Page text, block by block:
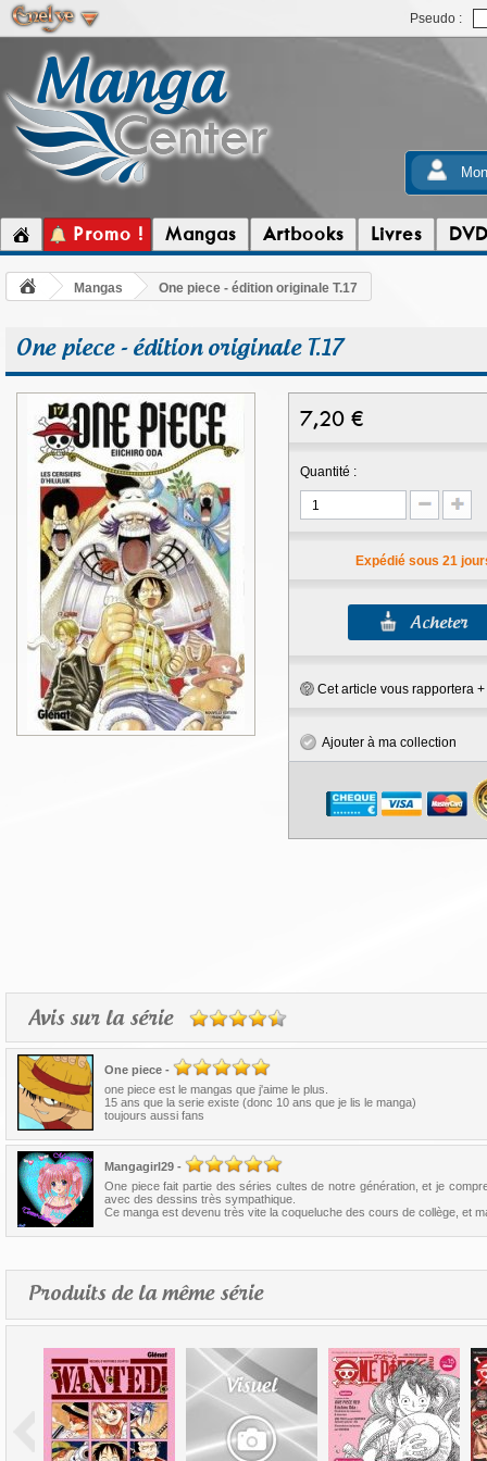
Pseudo :
Promo ! Mangas Artbooks Livres DVD
Mangas One piece - édition originale T.17
One piece - édition originale T.17
7,20 €
Quantité :
Expédié sous 21
Cet article vous rapportera +
Ajouter à ma collection
Avis sur la série
One piece -
one piece est le mangas que j'aime le plus.
15 ans que la serie existe (donc 10 ans que je lis le manga)
toujours aussi fans
Mangagirl29 -
One piece fait partie des séries cultes de notre génération, et je
avec des dessins très sympathique.
Ce manga est devenu très vite la coqueluche des cours de collège, et
Produits de la même série